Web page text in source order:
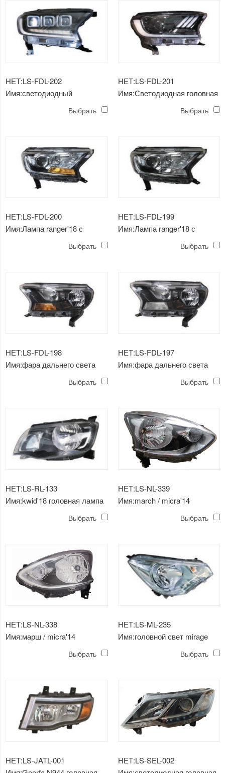
НЕТ:LS-FDL-202
Имя:светодиодный
Выбрать
НЕТ:LS-FDL-201
Имя:Светодиодная головная
Выбрать
НЕТ:LS-FDL-200
Имя:Лампа ranger'18 с
проектором и желтой лампой
Выбрать
НЕТ:LS-FDL-199
Имя:Лампа ranger'18 с
проектором и лампой белого
Выбрать
НЕТ:LS-FDL-198
Имя:фара дальнего света
Выбрать
НЕТ:LS-FDL-197
Имя:фара дальнего света
Выбрать
НЕТ:LS-RL-133
Имя:kwid'18 головная лампа
Выбрать
НЕТ:LS-NL-339
Имя:march / micra'14
Выбрать
НЕТ:LS-NL-338
Имя:марш / micra'14
Выбрать
НЕТ:LS-ML-235
Имя:головной свет mirage
Выбрать
НЕТ:LS-JATL-001
НЕТ:LS-SEL-002